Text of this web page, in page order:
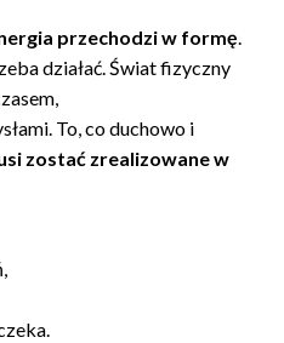
przechodzi w formę.
działać. Świat fizyczny
To, co duchowo i
zostać zrealizowane w